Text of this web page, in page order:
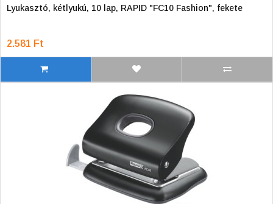
Lyukasztó, kétlyukú, 10 lap, RAPID "FC10 Fashion", fekete
2.581 Ft